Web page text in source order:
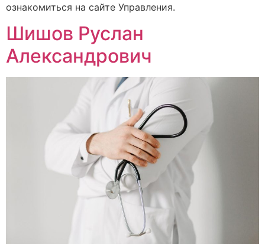
ознакомиться на сайте Управления.
Шишов Руслан
Александрович